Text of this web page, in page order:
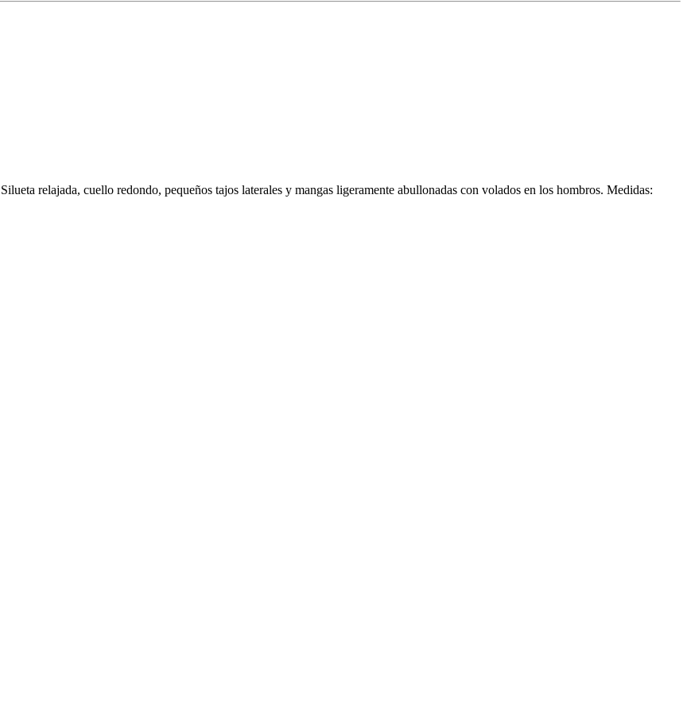
relajada, cuello redondo, pequeños tajos laterales y mangas ligeramente abullonadas con volados en los hombros. Medidas: